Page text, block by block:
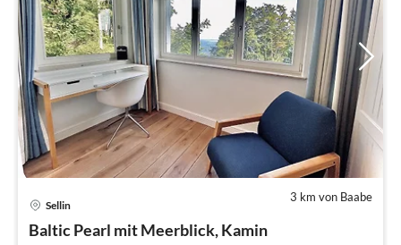
3 km von Baabe
Sellin
Baltic Pearl mit Meerblick, Kamin